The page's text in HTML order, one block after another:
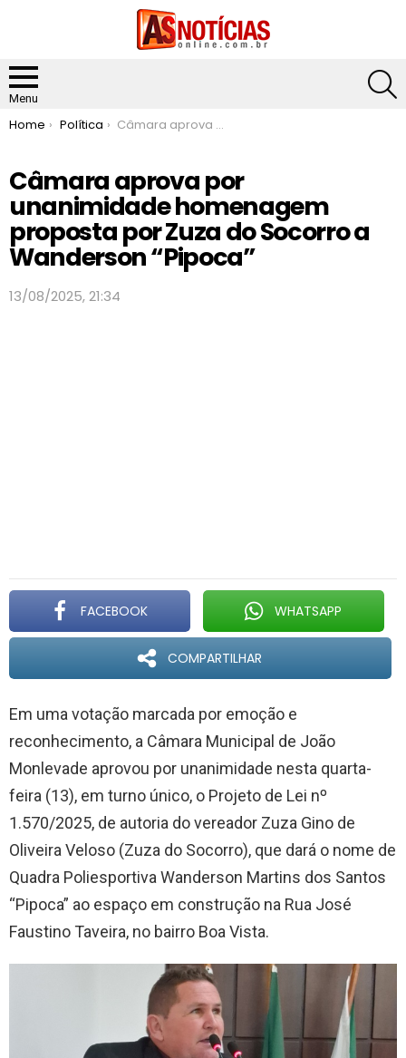
Menu
You are here:
Home Política Câmara aprova por unanimidade homenagem proposta por Zuza do Socorro a Wanderson “Pipoca”
Câmara aprova por
unanimidade homenagem
proposta por Zuza do Socorro a
Wanderson “Pipoca”
13/08/2025, 21:34
FACEBOOK WHATSAPP
COMPARTILHAR
Em uma votação marcada por emoção e
reconhecimento, a Câmara Municipal de João
Monlevade aprovou por unanimidade nesta quarta-
feira (13), em turno único, o Projeto de Lei nº
1.570/2025, de autoria do vereador Zuza Gino de
Oliveira Veloso (Zuza do Socorro), que dará o nome de
Quadra Poliesportiva Wanderson Martins dos Santos
“Pipoca” ao espaço em construção na Rua José
Faustino Taveira, no bairro Boa Vista.